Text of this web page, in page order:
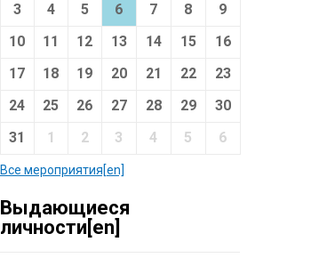
3
4 5 6 7 8
9
10
11 12 13 14 15
16
17
18 19 20 21 22
23
24
25 26 27 28 29
30
31
1 2 3 4 5 6
Все мероприятия[en]
Выдающиеся
личности[en]